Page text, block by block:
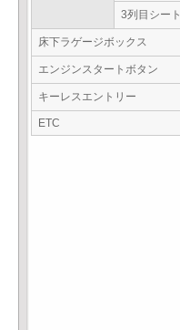
3列目シート
床下ラゲージボックス
エンジンスタートボタン
キーレスエントリー
ETC